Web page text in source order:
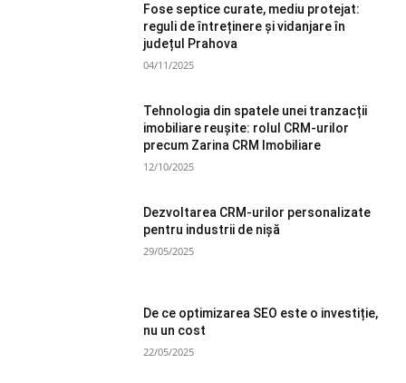
Fose septice curate, mediu protejat:
reguli de întreținere și vidanjare în
județul Prahova
04/11/2025
Tehnologia din spatele unei tranzacții
imobiliare reușite: rolul CRM-urilor
precum Zarina CRM Imobiliare
12/10/2025
Dezvoltarea CRM-urilor personalizate
pentru industrii de nișă
29/05/2025
De ce optimizarea SEO este o investiție,
nu un cost
22/05/2025